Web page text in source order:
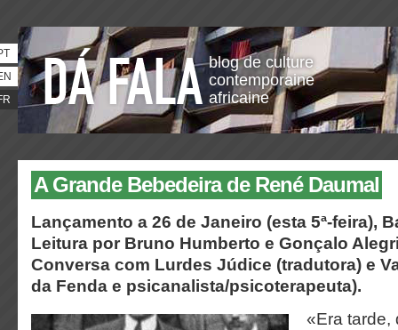
blog de culture
contemporaine
africaine
A Grande Bebedeira de René Daumal
Lançamento a 26 de Janeiro (esta 5ª-feira),
Leitura por Bruno Humberto e Gonçalo
Conversa com Lurdes Júdice (tradutora) e
da Fenda e psicanalista/psicoterapeuta).
«Era tarde,